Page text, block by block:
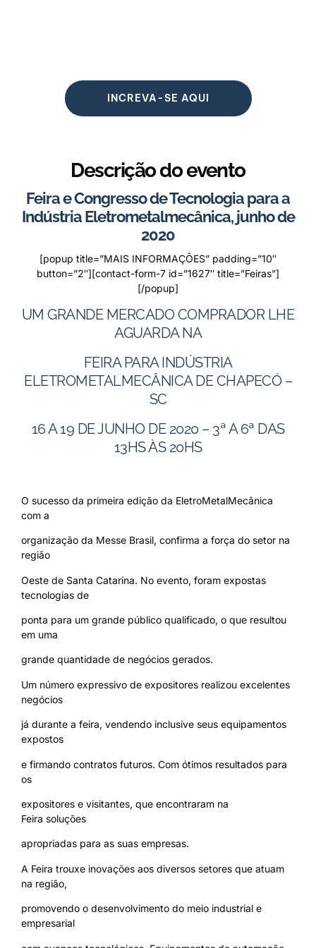
INCREVA-SE AQUI
Descrição do evento
Feira e Congresso de Tecnologia para a
Indústria Eletrometalmecânica, junho de
2020
[popup title=”MAIS INFORMAÇÔES” padding=”10″
button=”2″][contact-form-7 id=”1627″ title=”Feiras”]
[/popup]
UM GRANDE MERCADO COMPRADOR LHE
AGUARDA NA
FEIRA PARA INDÚSTRIA
ELETROMETALMECÂNICA DE CHAPECÓ –
SC
16 A 19 DE JUNHO DE 2020 – 3ª A 6ª DAS
13HS ÀS 20HS
O sucesso da primeira edição da EletroMetalMecânica
com a
organização da Messe Brasil, confirma a força do setor na
região
Oeste de Santa Catarina. No evento, foram expostas
tecnologias de
ponta para um grande público qualificado, o que resultou
em uma
grande quantidade de negócios gerados.
Um número expressivo de expositores realizou excelentes
negócios
já durante a feira, vendendo inclusive seus equipamentos
expostos
e firmando contratos futuros. Com ótimos resultados para
os
expositores e visitantes, que encontraram na
Feira soluções
apropriadas para as suas empresas.
A Feira trouxe inovações aos diversos setores que atuam
na região,
promovendo o desenvolvimento do meio industrial e
empresarial